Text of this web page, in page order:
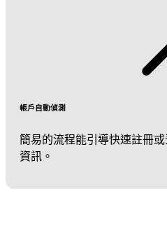
帳戶自動偵測
簡易的流程能引導快速註冊
資訊。